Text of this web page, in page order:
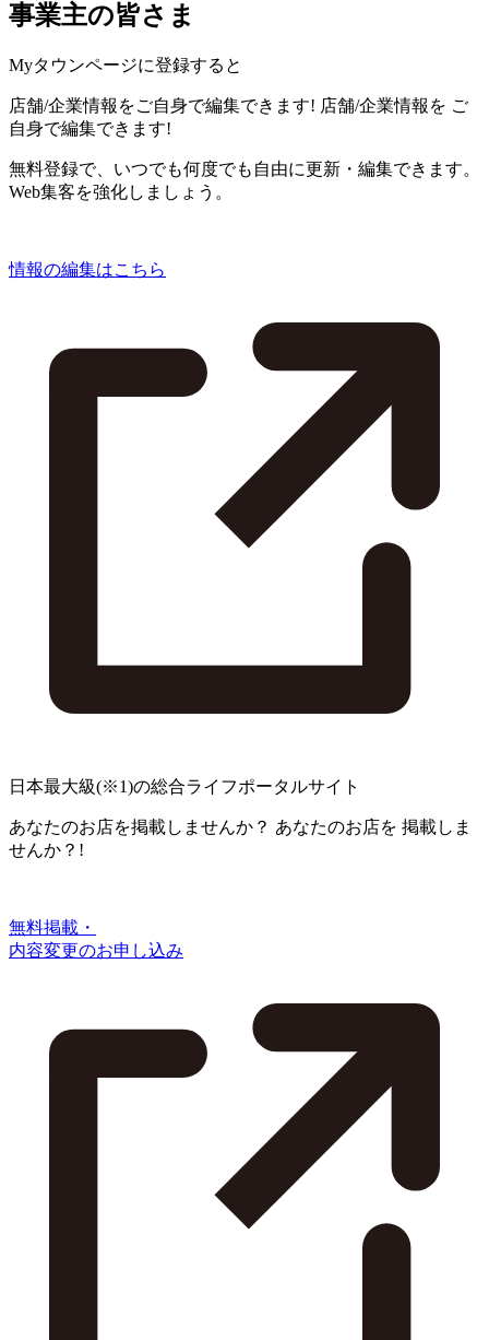
事業主の皆さま
Myタウンページに登録すると
店舗/企業情報をご自身で編集できます! 店舗/企業情報を ご
自身で編集できます!
無料登録で、いつでも何度でも自由に更新・編集できます。
Web集客を強化しましょう。
情報の編集はこちら
日本最大級(※1)の総合ライフポータルサイト
あなたのお店を掲載しませんか？ あなたのお店を 掲載しま
せんか？!
無料掲載・
内容変更のお申し込み